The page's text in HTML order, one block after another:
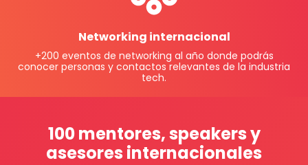
Networking internacional
+200 eventos de networking al año donde podrás
conocer personas y contactos relevantes de la industria
tech.
100 mentores, speakers y
asesores internacionales